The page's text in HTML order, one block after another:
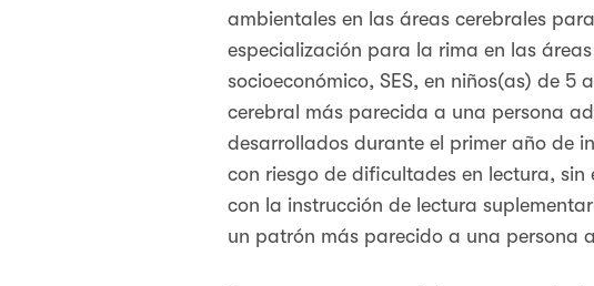
ambientales en las áreas cerebrales
especialización para la rima en las
socioeconómico, SES, en niños(as) de 5
cerebral más parecida a una persona
desarrollados durante el primer año de
con riesgo de dificultades en lectura,
con la instrucción de lectura
un patrón más parecido a una persona